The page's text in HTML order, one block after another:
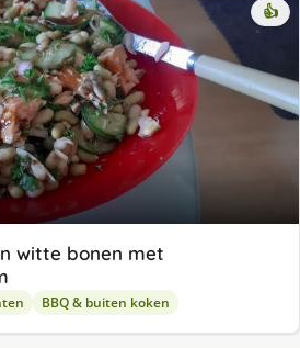
👍
witte bonen met
BBQ & buiten koken